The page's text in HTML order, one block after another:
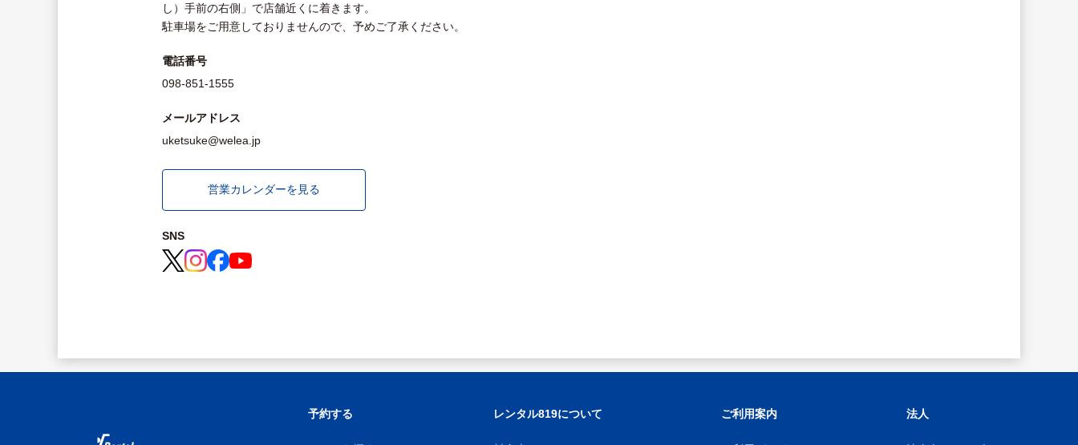
し）手前の右側」で店舗近くに着きます。
駐車場をご用意しておりませんので、予めご了承ください。
電話番号
098-851-1555
メールアドレス
uketsuke@welea.jp
営業カレンダーを見る
SNS
予約する レンタル819について ご利用案内 法人